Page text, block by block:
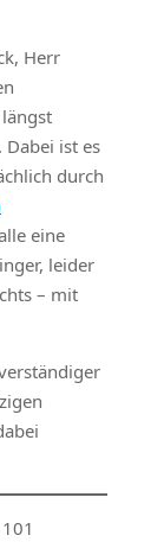
Herr
ist es
durch
eine
leider
– mit